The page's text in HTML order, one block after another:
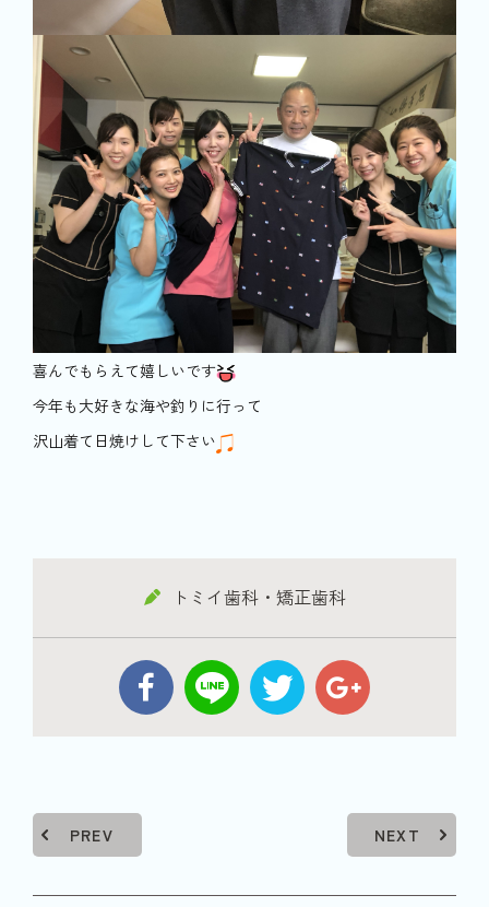
喜んでもらえて嬉しいです
今年も大好きな海や釣りに行って
沢山着て日焼けして下さい
トミイ歯科・矯正歯科
PREV NEXT